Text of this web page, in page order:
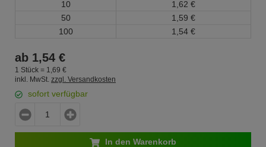
10
1, 62 €
50
1, 59 €
100
1, 54 €
ab 1,54 €
1 Stück = 1, 69 €
inkl. MwSt. zzgl. Versandkosten
sofort verfügbar
In den Warenkorb